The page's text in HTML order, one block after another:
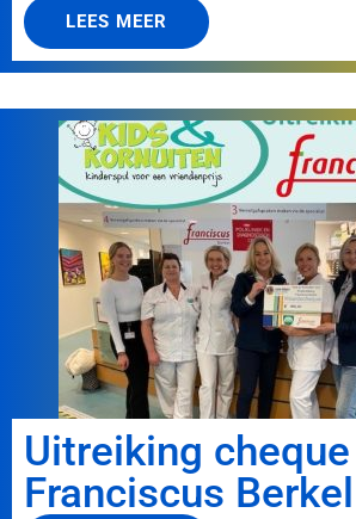
LEES MEER
Uitreiking
Franciscus Berkel